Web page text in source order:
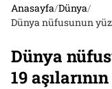
Anasayfa/Dünya/
Dünya
19